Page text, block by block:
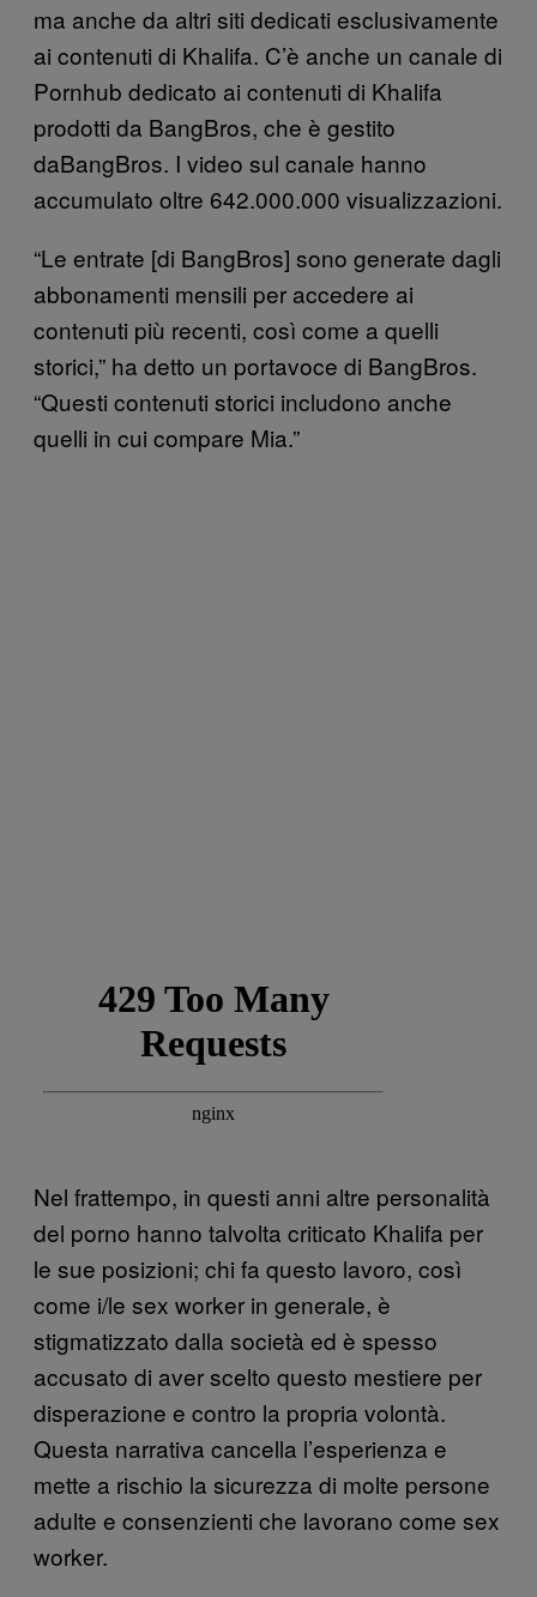
ma anche da altri siti dedicati esclusivamente
ai contenuti di Khalifa. C’è anche un canale di
Pornhub dedicato ai contenuti di Khalifa
prodotti da BangBros, che è gestito
daBangBros. I video sul canale hanno
accumulato oltre 642.000.000 visualizzazioni.
“Le entrate [di BangBros] sono generate dagli
abbonamenti mensili per accedere ai
contenuti più recenti, così come a quelli
storici,” ha detto un portavoce di BangBros.
“Questi contenuti storici includono anche
quelli in cui compare Mia.”
Nel frattempo, in questi anni altre personalità
del porno hanno talvolta criticato Khalifa per
le sue posizioni; chi fa questo lavoro, così
come i/le sex worker in generale, è
stigmatizzato dalla società ed è spesso
accusato di aver scelto questo mestiere per
disperazione e contro la propria volontà.
Questa narrativa cancella l’esperienza e
mette a rischio la sicurezza di molte persone
adulte e consenzienti che lavorano come sex
worker.